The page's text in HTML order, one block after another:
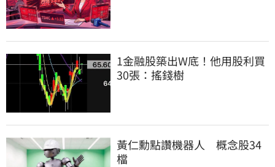
1金融股築出W底！他用股利買
30張：搖錢樹
黃仁勳點讚機器人　概念股34
檔